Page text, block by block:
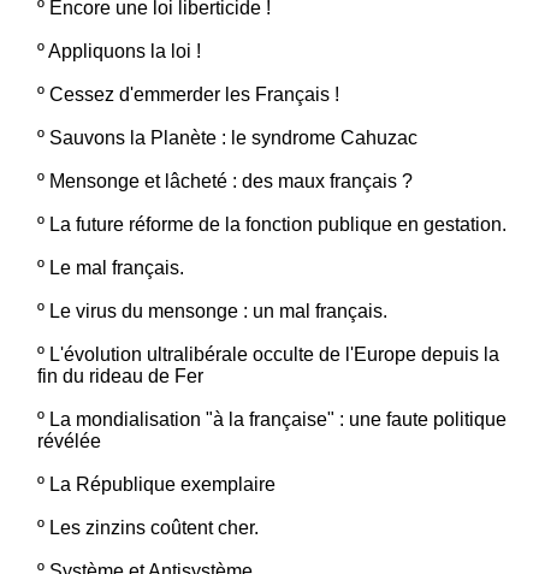
º Encore une loi liberticide !
ºAppliquons la loi !
º Cessez d'emmerder les Français !
º Sauvons la Planète : le syndrome Cahuzac
º Mensonge et lâcheté : des maux français ?
º La future réforme de la fonction publique en gestation.
º Le mal français.
º Le virus du mensonge : un mal français.
º L'évolution ultralibérale occulte de l'Europe depuis la
fin du rideau de Fer
º La mondialisation "à la française" : une faute politique
révélée
º La République exemplaire
º Les zinzins coûtent cher.